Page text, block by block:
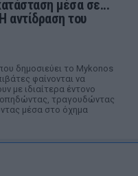
μέσα σε...
αντίδραση του
δημοσιεύει το Mykonos
φαίνονται να
με ιδιαίτερα έντονο
τραγουδώντας
μέσα στο όχημα